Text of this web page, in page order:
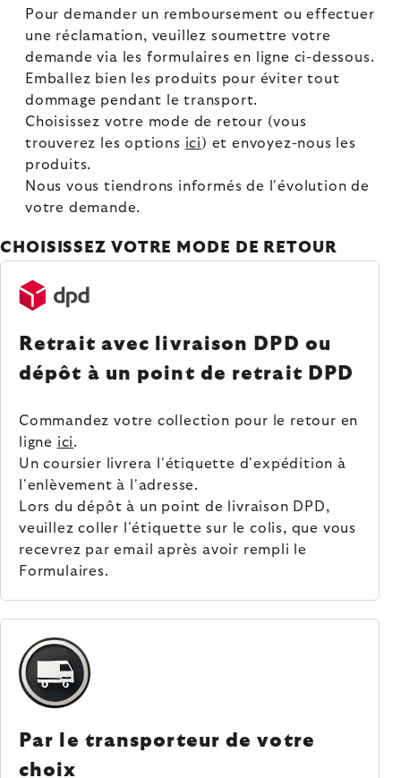
Pour demander un remboursement ou effectuer
une réclamation, veuillez soumettre votre
demande via les formulaires en ligne ci-dessous.
Emballez bien les produits pour éviter tout
dommage pendant le transport.
Choisissez votre mode de retour (vous
trouverez les options ici ) et envoyez-nous les
produits.
Nous vous tiendrons informés de l'évolution de
votre demande.
CHOISISSEZ VOTRE MODE DE RETOUR
Retrait avec livraison DPD ou
dépôt à un point de retrait DPD
Commandez votre collection pour le retour en
ligne ici.
Un coursier livrera l'étiquette d'expédition à
l'enlèvement à l'adresse.
Lors du dépôt à un point de livraison DPD,
veuillez coller l'étiquette sur le colis, que vous
recevrez par email après avoir rempli le
Formulaires.
Par le transporteur de votre
choix